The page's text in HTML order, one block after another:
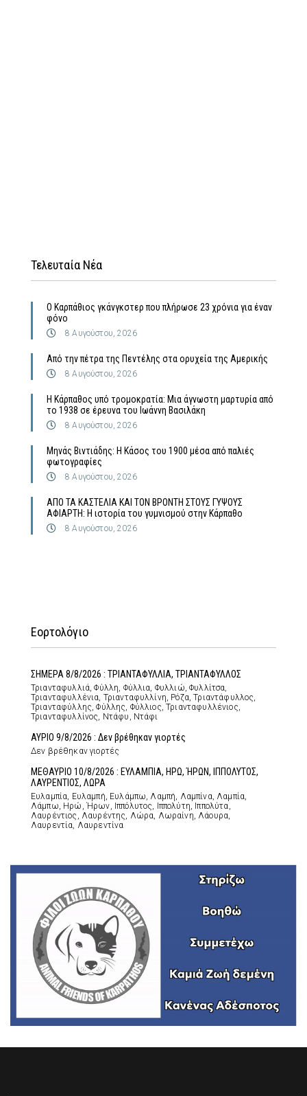
Τελευταία Νέα
Ο Καρπάθιος γκάνγκστερ που πλήρωσε 23 χρόνια για έναν
φόνο
8 Αυγούστου, 2026
Από την πέτρα της Πεντέλης στα ορυχεία της Αμερικής
8 Αυγούστου, 2026
Η Κάρπαθος υπό τρομοκρατία: Μια άγνωστη μαρτυρία από
το 1938 σε έρευνα του Ιωάννη Βασιλάκη
8 Αυγούστου, 2026
Μηνάς Βιντιάδης: Η Κάσος του 1900 μέσα από παλιές
φωτογραφίες
8 Αυγούστου, 2026
ΑΠΟ ΤΑ ΚΑΣΤΕΛΙΑ ΚΑΙ ΤΟΝ ΒΡΟΝΤΗ ΣΤΟΥΣ ΓΥΨΟΥΣ
ΑΦΙΑΡΤΗ: Η ιστορία του γυμνισμού στην Κάρπαθο
8 Αυγούστου, 2026
Εορτολόγιο
ΣΗΜΕΡΑ 8/8/2026 : ΤΡΙΑΝΤΑΦΥΛΛΙΑ, ΤΡΙΑΝΤΑΦΥΛΛΟΣ
Τριανταφυλλιά, Φύλλη, Φύλλια, Φυλλιώ, Φυλλίτσα,
Τριανταφυλλένια, Τριανταφυλλίνη, Ρόζα, Τριαντάφυλλος,
Τριανταφύλλης, Φύλλης, Φύλλιος, Τριανταφυλλένιος,
Τριανταφυλλίνος, Ντάφυ, Ντάφι
ΑΥΡΙΟ 9/8/2026 : Δεν βρέθηκαν γιορτές
Δεν βρέθηκαν γιορτές
ΜΕΘΑΥΡΙΟ 10/8/2026 : ΕΥΛΑΜΠΙΑ, ΗΡΩ, ΉΡΩΝ, ΙΠΠΟΛΥΤΟΣ,
ΛΑΥΡΕΝΤΙΟΣ, ΛΩΡΑ
Ευλαμπία, Ευλαμπή, Ευλάμπω, Λαμπή, Λαμπίνα, Λαμπία,
Λάμπω, Ηρώ, Ήρων, Ιππόλυτος, Ιππολύτη, Ιππολύτα,
Λαυρέντιος, Λαυρέντης, Λώρα, Λωραίνη, Λάουρα,
Λαυρεντία, Λαυρεντίνα